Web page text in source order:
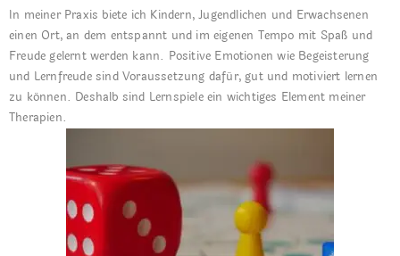
In meiner Praxis biete ich Kindern, Jugendlichen und Erwachsenen
einen Ort, an dem entspannt und im eigenen Tempo mit Spaß und
Freude gelernt werden kann. Positive Emotionen wie Begeisterung
und Lernfreude sind Voraussetzung dafür, gut und motiviert lernen
zu können. Deshalb sind Lernspiele ein wichtiges Element meiner
Therapien.